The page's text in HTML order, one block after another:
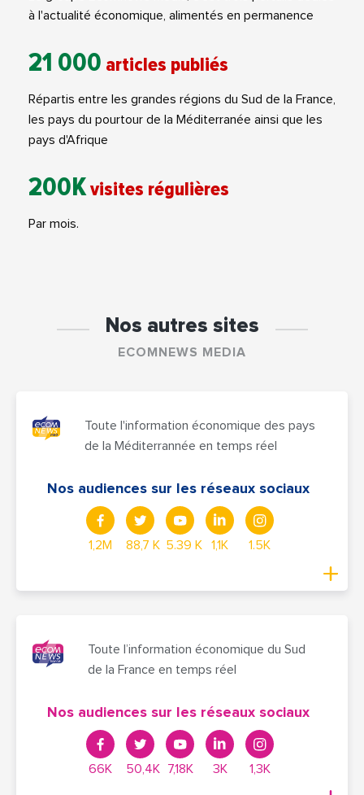
à l'actualité économique, alimentés en permanence
21 000 articles publiés
Répartis entre les grandes régions du Sud de la France,
les pays du pourtour de la Méditerranée ainsi que les
pays d'Afrique
200Kvisites régulières
Par mois.
Nos autres sites
ECOMNEWS MEDIA
Toute l'information économique des pays
de la Méditerrannée en temps réel
Nos audiences sur les réseaux sociaux
1,2M 88,7 K 5.39 K 1,1K 1.5K
Toute l’information économique du Sud
de la France en temps réel
Nos audiences sur les réseaux sociaux
66K 50,4K 7,18K 3K 1,3K